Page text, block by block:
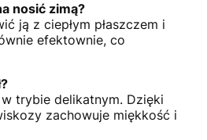
nosić zimą?
ją z ciepłym płaszczem i
efektownie, co
trybie delikatnym. Dzięki
zachowuje miękkość i